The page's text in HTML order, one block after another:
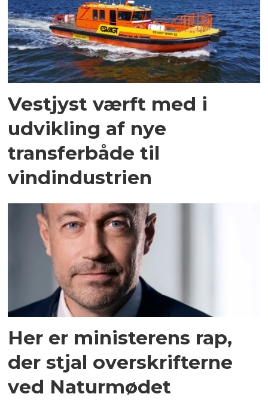
Vestjyst værft med i
udvikling af nye
transferbåde til
vindindustrien
Her er ministerens rap,
der stjal overskrifterne
ved Naturmødet